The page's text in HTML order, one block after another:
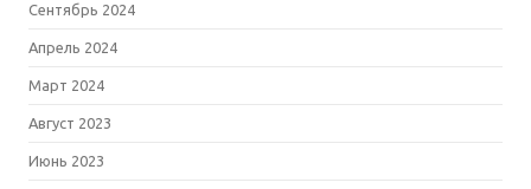
Сентябрь 2024
Апрель 2024
Март 2024
Август 2023
Июнь 2023